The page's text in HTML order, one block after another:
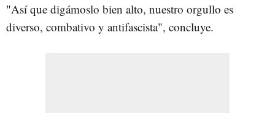
"Así que digámoslo bien alto, nuestro orgullo es
diverso, combativo y antifascista", concluye.